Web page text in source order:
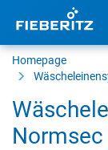
Homepage